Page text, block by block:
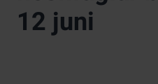
12 juni